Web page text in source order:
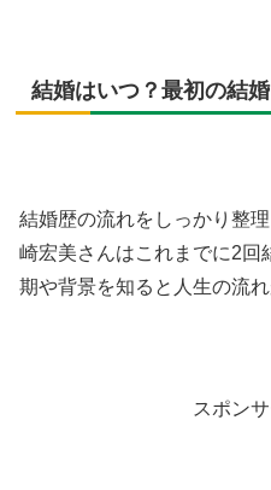
結婚はいつ？最初の結
結婚歴の流れをしっかり整
崎宏美さんはこれまでに2回
期や背景を知ると人生の流
スポン